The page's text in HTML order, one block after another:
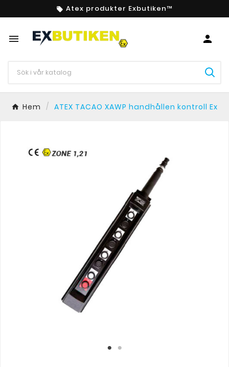
 Atex produkter Exbutiken™
 
Hem ATEX TACAO XAWP handhållen kontroll Ex